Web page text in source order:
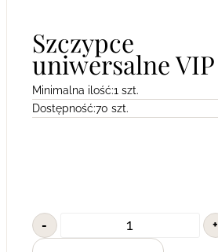
Szczypce
uniwersalne VIP
Minimalna ilość:1 szt.
Dostępność:70 szt.
- +